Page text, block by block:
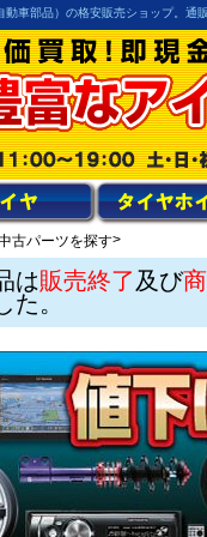
車部品）の格安販売ショップ。通
古パーツを探す>
は販売終了 及び
た。